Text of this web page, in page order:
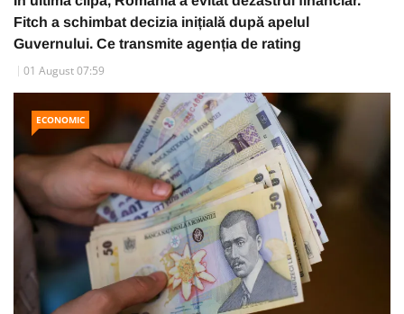
Fitch a schimbat decizia inițială după apelul
Guvernului. Ce transmite agenția de rating
01 August 07:59
ECONOMIC